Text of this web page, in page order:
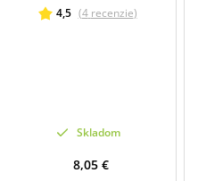
4,5 (4 recenzie)
Skladom
8,05 €